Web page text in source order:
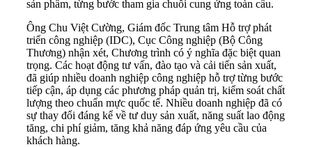
sản phẩm, từng bước tham gia chuỗi cung ứng toàn cầu.
Ông Chu Việt Cường, Giám đốc Trung tâm Hỗ trợ phát
triển công nghiệp (IDC), Cục Công nghiệp (Bộ Công
Thương) nhận xét, Chương trình có ý nghĩa đặc biệt quan
trọng. Các hoạt động tư vấn, đào tạo và cải tiến sản xuất,
đã giúp nhiều doanh nghiệp công nghiệp hỗ trợ từng bước
tiếp cận, áp dụng các phương pháp quản trị, kiểm soát chất
lượng theo chuẩn mực quốc tế. Nhiều doanh nghiệp đã có
sự thay đổi đáng kể về tư duy sản xuất, năng suất lao động
tăng, chi phí giảm, tăng khả năng đáp ứng yêu cầu của
khách hàng.